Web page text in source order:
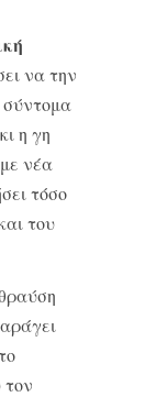
να την
σύντομα
η γη
νέα
τόσο
του
τον